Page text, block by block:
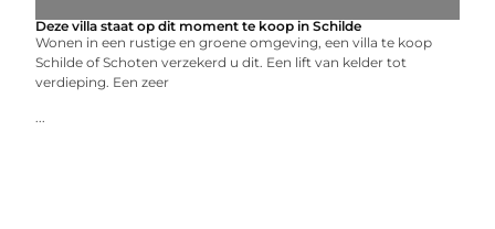
Deze villa staat op dit moment te koop in Schilde
Wonen in een rustige en groene omgeving, een villa te koop
Schilde of Schoten verzekerd u dit. Een lift van kelder tot
verdieping. Een zeer
...